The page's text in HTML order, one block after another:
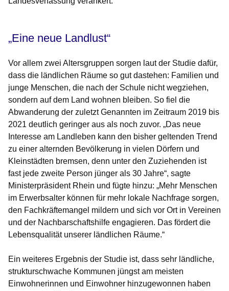
„Eine neue Landlust“
Vor allem zwei Altersgruppen sorgen laut der Studie dafür,
dass die ländlichen Räume so gut dastehen: Familien und
junge Menschen, die nach der Schule nicht wegziehen,
sondern auf dem Land wohnen bleiben. So fiel die
Abwanderung der zuletzt Genannten im Zeitraum 2019 bis
2021 deutlich geringer aus als noch zuvor. „Das neue
Interesse am Landleben kann den bisher geltenden Trend
zu einer alternden Bevölkerung in vielen Dörfern und
Kleinstädten bremsen, denn unter den Zuziehenden ist
fast jede zweite Person jünger als 30 Jahre“, sagte
Ministerpräsident Rhein und fügte hinzu: „Mehr Menschen
im Erwerbsalter können für mehr lokale Nachfrage sorgen,
den Fachkräftemangel mildern und sich vor Ort in Vereinen
und der Nachbarschaftshilfe engagieren. Das fördert die
Lebensqualität unserer ländlichen Räume.“
Ein weiteres Ergebnis der Studie ist, dass sehr ländliche,
strukturschwache Kommunen jüngst am meisten
Einwohnerinnen und Einwohner hinzugewonnen haben